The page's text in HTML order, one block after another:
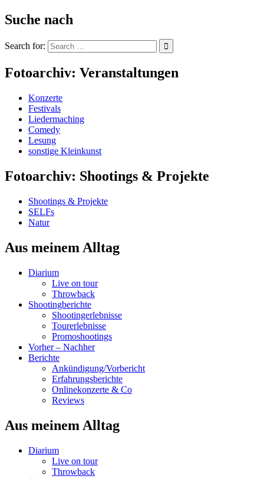
Suche nach
Search for:
Fotoarchiv: Veranstaltungen
Konzerte
Festivals
Liedermaching
Comedy
Lesung
sonstige Kleinkunst
Fotoarchiv: Shootings & Projekte
Shootings & Projekte
SELFs
Natur
Aus meinem Alltag
Diarium
Live on tour
Throwback
Shootingberichte
Shootingerlebnisse
Tourerlebnisse
Promoshootings
Vorher – Nachher
Berichte
Ankündigung/Vorbericht
Erfahrungsberichte
Onlinekonzerte & Co
Reviews
Aus meinem Alltag
Diarium
Live on tour
Throwback